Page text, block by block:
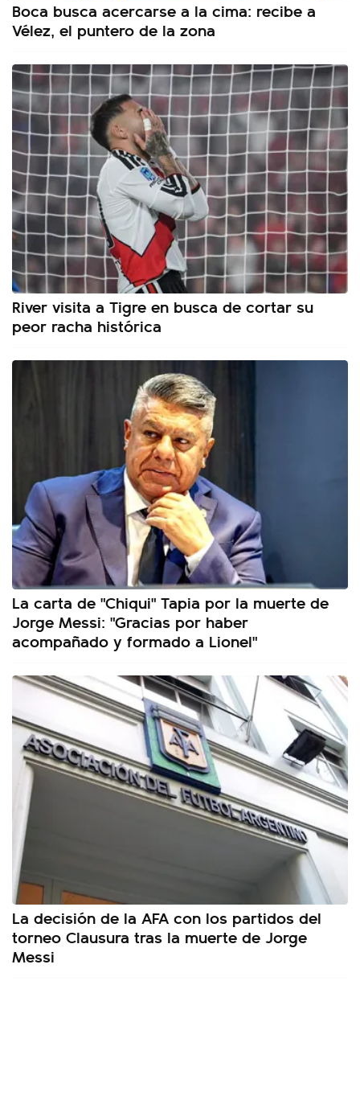
Boca busca acercarse a la cima: recibe a
Vélez, el puntero de la zona
River visita a Tigre en busca de cortar su
peor racha histórica
La carta de "Chiqui" Tapia por la muerte de
Jorge Messi: "Gracias por haber
acompañado y formado a Lionel"
La decisión de la AFA con los partidos del
torneo Clausura tras la muerte de Jorge
Messi